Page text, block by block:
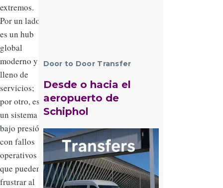
extremos.
Por un lado,
es un hub
global
moderno y
lleno de
servicios;
por otro, es
un sistema
bajo presión
con fallos
operativos
que pueden
frustrar al
Door to Door Transfer
Desde o hacia el
aeropuerto de
Schiphol
Imagen